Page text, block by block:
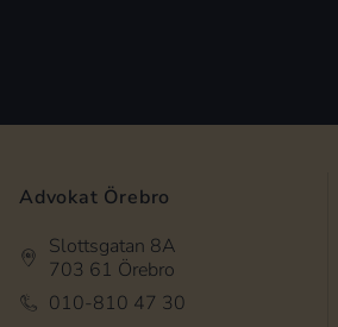
Advokat Örebro
Slottsgatan 8A
703 61 Örebro
010-810 47 30